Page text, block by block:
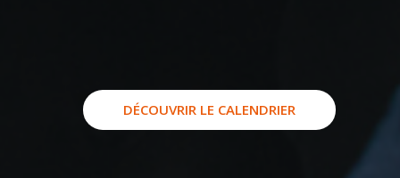
DÉCOUVRIR LE CALENDRIER